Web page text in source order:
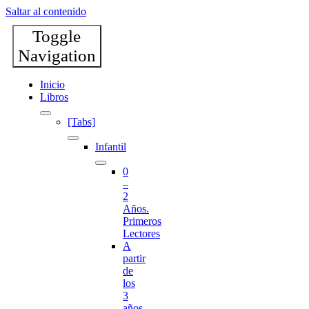
Saltar al contenido
Toggle
Navigation
Inicio
Libros
[Tabs]
Infantil
0
–
2
Años.
Primeros
Lectores
A
partir
de
los
3